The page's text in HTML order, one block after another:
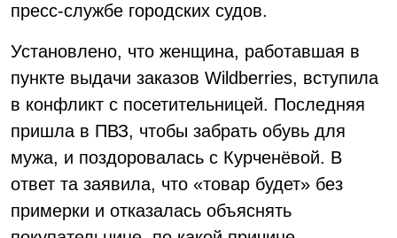
пресс-службе городских судов.
Установлено, что женщина, работавшая в
пункте выдачи заказов Wildberries, вступила
в конфликт с посетительницей. Последняя
пришла в ПВЗ, чтобы забрать обувь для
мужа, и поздоровалась с Курченёвой. В
ответ та заявила, что «товар будет» без
примерки и отказалась объяснять